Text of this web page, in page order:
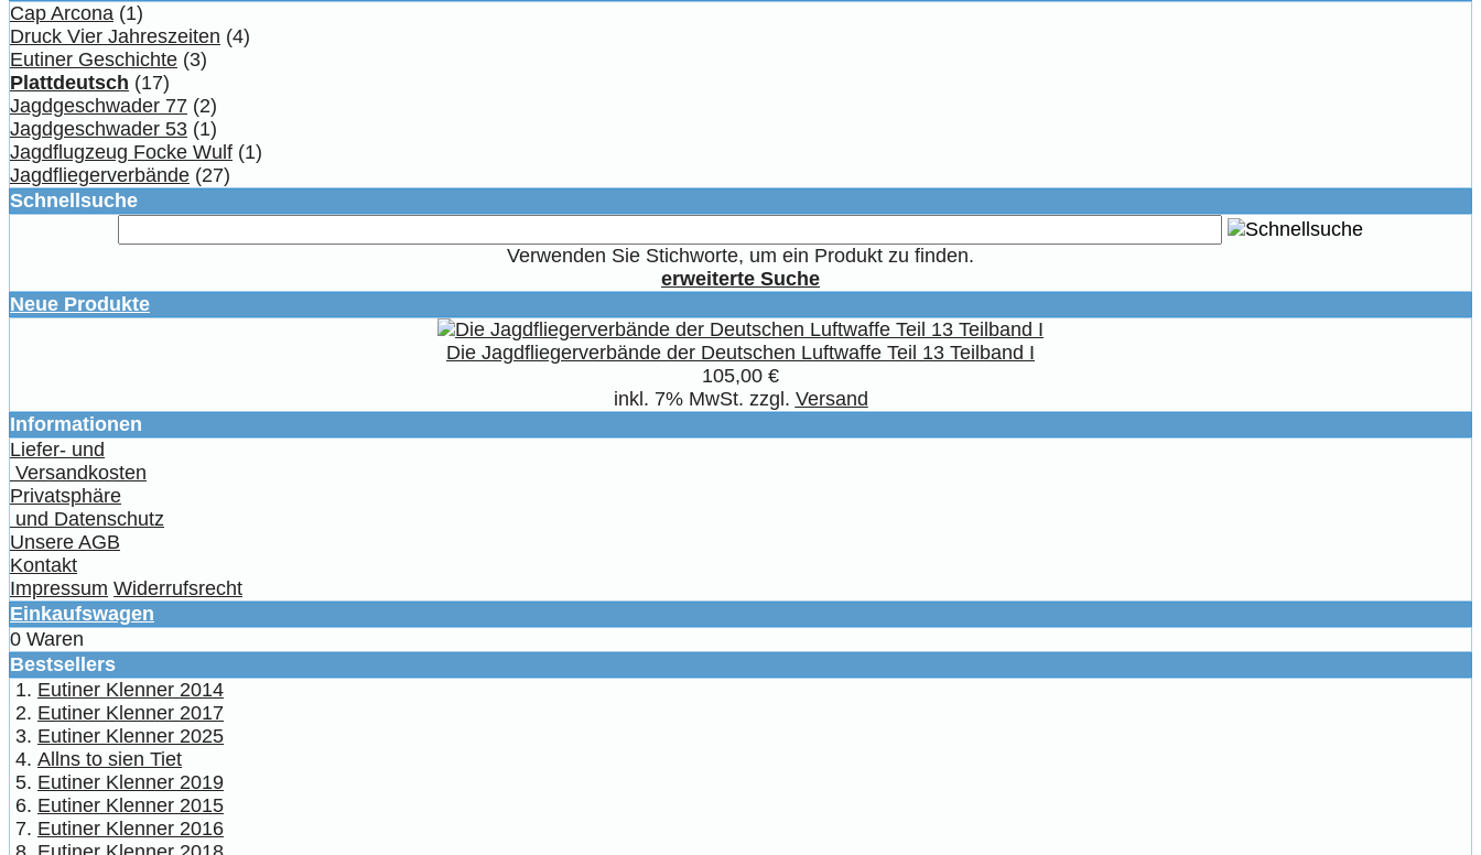
Cap Arcona (1)
Druck Vier Jahreszeiten (4)
Eutiner Geschichte (3)
Plattdeutsch (17)
Jagdgeschwader 77 (2)
Jagdgeschwader 53 (1)
Jagdflugzeug Focke Wulf (1)
Jagdfliegerverbände (27)
Schnellsuche
Verwenden Sie Stichworte, um ein Produkt zu finden.
erweiterte Suche
Neue Produkte
Die Jagdfliegerverbände der Deutschen Luftwaffe Teil 13 Teilband I
105,00 €
inkl. 7% MwSt. zzgl. Versand
Informationen
Liefer- und
Versandkosten
Privatsphäre
und Datenschutz
Unsere AGB
Kontakt
Impressum Widerrufsrecht
Einkaufswagen
0 Waren
Bestsellers
Eutiner Klenner 2014
Eutiner Klenner 2017
Eutiner Klenner 2025
Allns to sien Tiet
Eutiner Klenner 2019
Eutiner Klenner 2015
Eutiner Klenner 2016